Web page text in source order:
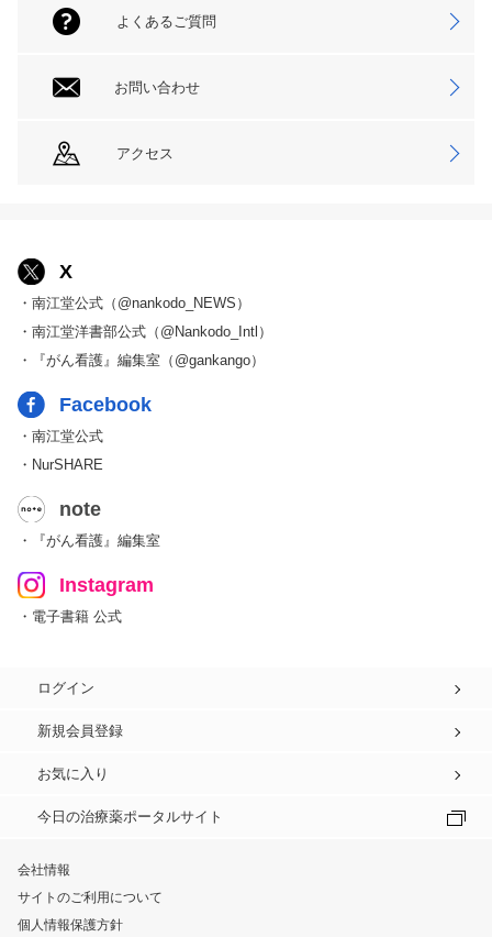
よくあるご質問
お問い合わせ
アクセス
X
・南江堂公式（@nankodo_NEWS）
・南江堂洋書部公式（@Nankodo_Intl）
・『がん看護』編集室（@gankango）
Facebook
・南江堂公式
・NurSHARE
note
・『がん看護』編集室
Instagram
・電子書籍 公式
ログイン
新規会員登録
お気に入り
今日の治療薬ポータルサイト
会社情報
サイトのご利用について
個人情報保護方針